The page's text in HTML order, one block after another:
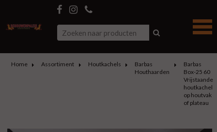
Home Assortiment Houtkachels
Barbas
Houthaarden
Barbas
Box-25 60
Vrijstaande
houtkachel
op houtvak
of plateau